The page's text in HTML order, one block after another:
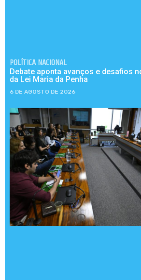
POLÍTICA NACIONAL
Debate aponta avanços e desafios
da Lei Maria da Penha
6 DE AGOSTO DE 2026